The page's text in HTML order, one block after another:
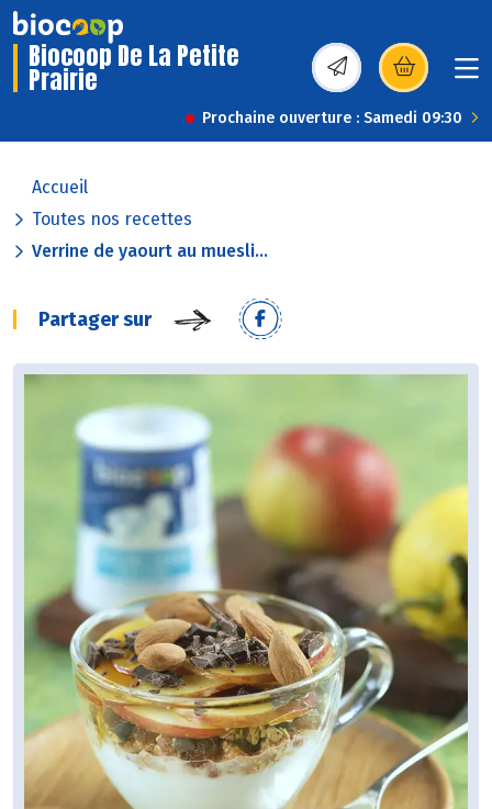
Biocoop De La Petite
Prairie (s’ouvre dans une
Prochaine ouverture : Samedi 09:30
Accueil
Toutes nos recettes
Verrine de yaourt au muesli...
Partager sur